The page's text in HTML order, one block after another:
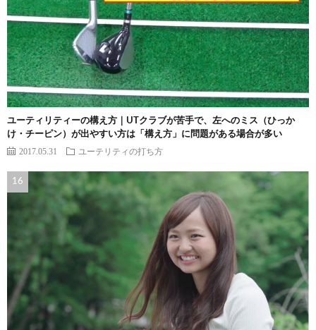
ユーティリティーの構え方｜UTクラブが苦手で、左へのミス（ひっか
け・チーピン）が出やすい方は「構え方」に問題がある場合が多い
2017.05.31 ユーテリティの打ち方